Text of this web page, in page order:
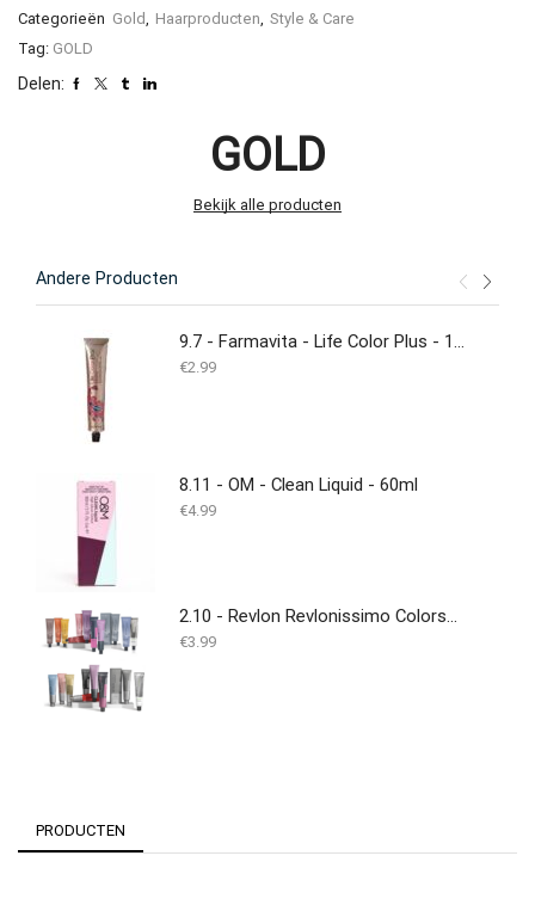
Categorieën Gold, Haarproducten, Style & Care
Tag: GOLD
Delen:
GOLD
Bekijk alle producten
Andere Producten
9.7 - Farmavita - Life Color Plus - 100ML
€2.99
8.11 - OM - Clean Liquid - 60ml
€4.99
2.10 - Revlon Revlonissimo Colorsmetique 60 ml
€3.99
PRODUCTEN